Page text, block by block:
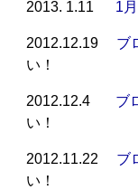
2013. 1.11 1
2012.12.19 ブ
い！
2012.12.4 ブ
い！
2012.11.22 ブ
い！